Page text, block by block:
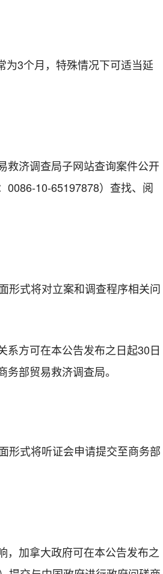
为3个月，特殊情况下可适当延
救济调查局子网站查询案件公开
0086-10-65197878）查找、阅
形式将对立案和调查程序相关问
系方可在本公告发布之日起30日
部贸易救济调查局。
形式将听证会申请提交至商务部
，加拿大政府可在本公告发布之